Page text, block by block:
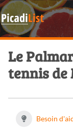
Le
tennis de
Besoin